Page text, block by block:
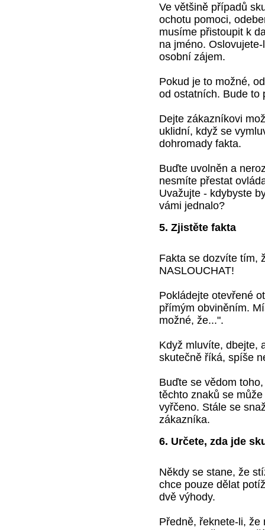
Ve většině případů
ochotu pomoci,
musíme přistoupit k
na jméno.
osobní zájem.
Pokud je to možné,
od ostatních. Bude to
Dejte zákazníkovi
uklidní, když se
dohromady fakta.
Buďte uvolněn a
nesmíte přestat
Uvažujte - kdybyste
vámi jednalo?
5. Zjistěte fakta
Fakta se dozvíte tím,
NASLOUCHAT!
Pokládejte otevřené
přímým obviněním.
možné, že...".
Když mluvíte, dbejte,
skutečně říká, spíše
Buďte se vědom
těchto znaků se
vyřčeno. Stále se
zákazníka.
6. Určete, zda jde
Někdy se stane, že
chce pouze dělat
dvě výhody.
Předně, řeknete-li,